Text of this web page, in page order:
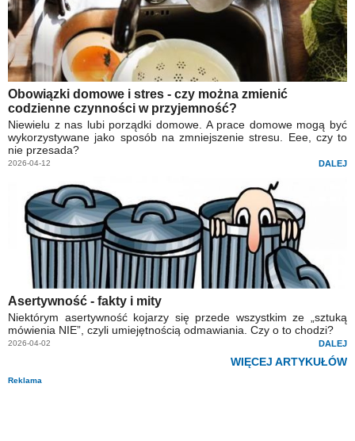
Obowiązki domowe i stres - czy można zmienić
codzienne czynności w przyjemność?
Niewielu z nas lubi porządki domowe. A prace domowe mogą być
wykorzystywane jako sposób na zmniejszenie stresu. Eee, czy to
nie przesada?
2026-04-12 DALEJ
Asertywność - fakty i mity
Niektórym asertywność kojarzy się przede wszystkim ze „sztuką
mówienia NIE”, czyli umiejętnością odmawiania. Czy o to chodzi?
2026-04-02 DALEJ
WIĘCEJ ARTYKUŁÓW
Reklama